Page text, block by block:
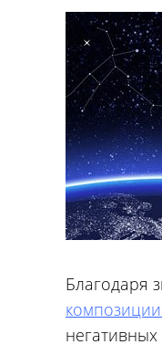
Благодаря